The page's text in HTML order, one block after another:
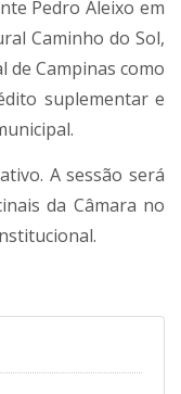
Pedro Aleixo em
Caminho do Sol,
de Campinas como
suplementar e
A sessão será
da Câmara no